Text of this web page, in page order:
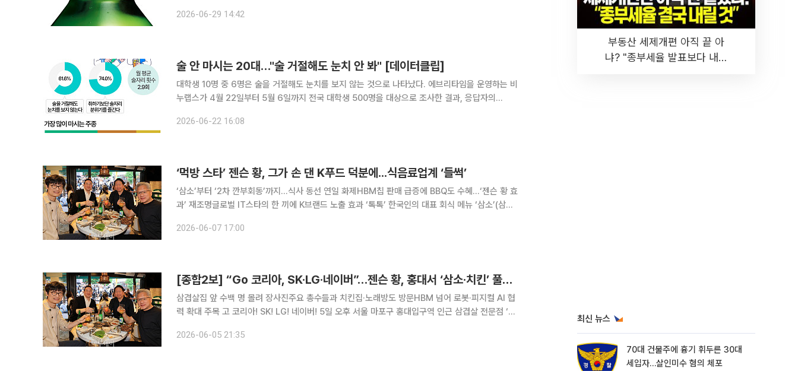
려해 기존 16도였던 도수를 15.7도로 0.3도 낮췄다.
2026-06-29 14:42
술 안 마시는 20대…"술 거절해도 눈치 안 봐" [데이터클립]
대학생 10명 중 6명은 술을 거절해도 눈치를 보지 않는 것으로 나타났다. 에브리타임을 운영하는 비
누랩스가 4월 22일부터 5월 6일까지 전국 대학생 500명을 대상으로 조사한 결과, 응답자의
2026-06-22 16:08
‘먹방 스타’ 젠슨 황, 그가 손 댄 K푸드 덕분에...식음료업계 ‘들썩’
‘삼소’부터 ‘2차 깐부회동’까지...식사 동선 연일 화제HBM칩 판매 급증에 BBQ도 수혜...‘젠슨 황 효
과’ 재조명글로벌 IT스타의 한 끼에 K브랜드 노출 효과 ‘톡톡’ 한국인의 대표 회식 메뉴 ‘삼소’(삼겹
에 국내 식음료업계가 들썩이고 있다.
2026-06-07 17:00
[종합2보] “Go 코리아, SK·LG·네이버”…젠슨 황, 홍대서 ‘삼소·치킨’ 풀코스
삼겹살집 앞 수백 명 몰려 장사진주요 총수들과 치킨집·노래방도 방문HBM 넘어 로봇·피지컬 AI 협
력 확대 주목 고 코리아! SK! LG! 네이버! 5일 오후 서울 마포구 홍대입구역 인근 삼겹살 전문점 ‘형
해진 네이버 의장과 함께 건배사를 외쳤다. 황
2026-06-05 21:35
부동산 세제개편 아직 끝 아
냐? "종부세율 발표보다 내릴
최신 뉴스
70대 건물주에 흉기 휘두른 30대
세입자…살인미수 혐의 체포